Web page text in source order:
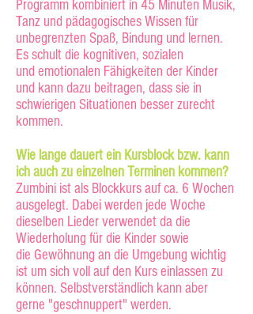
Programm kombiniert in 45 Minuten Musik,
Tanz und pädagogisches Wissen für
unbegrenzten Spaß, Bindung und lernen.
Es schult die kognitiven, sozialen
und emotionalen Fähigkeiten der Kinder
und kann dazu beitragen, dass sie in
schwierigen Situationen besser zurecht
kommen.
Wie lange dauert ein Kursblock bzw. kann
ich auch zu einzelnen Terminen kommen?
Zumbini ist als Blockkurs auf ca. 6 Wochen
ausgelegt. Dabei werden jede Woche
dieselben Lieder verwendet da die
Wiederholung für die Kinder sowie
die Gewöhnung an die Umgebung wichtig
ist um sich voll auf den Kurs einlassen zu
können. Selbstverständlich kann aber
gerne "geschnuppert" werden.